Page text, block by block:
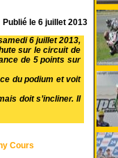
Publié le 6 juillet 2013
6 juillet 2013,
sur le circuit de
de 5 points sur
du podium et voit
doit s’incliner. Il
Cours